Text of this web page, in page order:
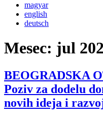
magyar
english
deutsch
Mesec: jul
BEOGRADSKA
Poziv za dodelu
novih ideja i